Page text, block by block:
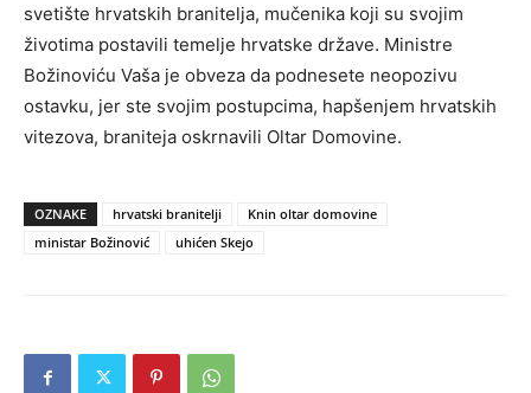
svetište hrvatskih branitelja, mučenika koji su svojim
životima postavili temelje hrvatske države. Ministre
Božinoviću Vaša je obveza da podnesete neopozivu
ostavku, jer ste svojim postupcima, hapšenjem hrvatskih
vitezova, braniteja oskrnavili Oltar Domovine.
OZNAKE hrvatski branitelji
Knin oltar domovine
ministar Božinović
uhićen Skejo